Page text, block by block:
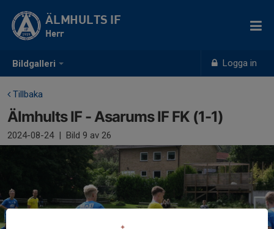
Bildgalleri Logga in
ÄLMHULTS IF
Herr
Tillbaka
Älmhults IF - Asarums IF FK (1-1)
2024-08-24 | Bild 9 av 26